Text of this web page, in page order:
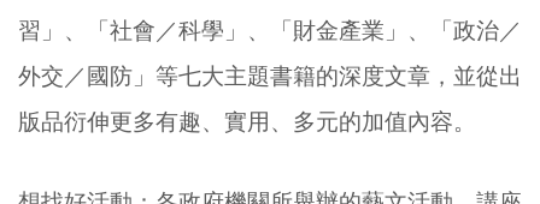
習」、「社會／科學」、「財金產業」、「政治／
外交／國防」等七大主題書籍的深度文章，並從出
版品衍伸更多有趣、實用、多元的加值內容。